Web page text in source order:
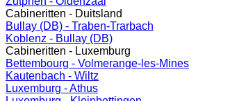
Cabineritten - Duitsland
Bullay (DB) - Traben-Trarbach
Koblenz - Bullay (DB)
Cabineritten - Luxemburg
Bettembourg - Volmerange-les-Mines
Kautenbach - Wiltz
Luxemburg - Athus